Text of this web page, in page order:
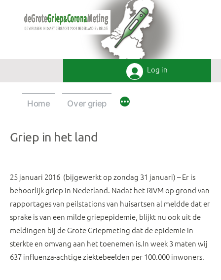
Log in
Home Over griep
Griep in het land
25 januari 2016 (bijgewerkt op zondag 31 januari) – Er is
behoorlijk griep in Nederland. Nadat het RIVM op grond van
rapportages van peilstations van huisartsen al meldde dat er
sprake is van een milde griepepidemie, blijkt nu ook uit de
meldingen bij de Grote Griepmeting dat de epidemie in
sterkte en omvang aan het toenemen is.In week 3 maten wij
637 influenza-achtige ziektebeelden per 100.000 inwoners.